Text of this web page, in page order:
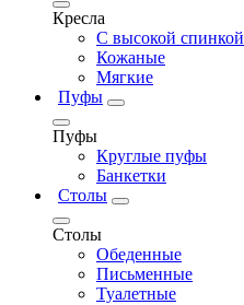
Кресла
С высокой спинкой
Кожаные
Мягкие
Пуфы
Пуфы
Круглые пуфы
Банкетки
Столы
Столы
Обеденные
Письменные
Туалетные